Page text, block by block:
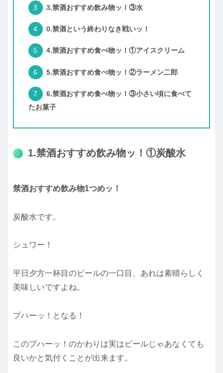
3.禁酒おすすめ飲み物ッ！③水
0.禁酒という終わりなき戦いッ！
4.禁酒おすすめ食べ物ッ！①アイスクリーム
5.禁酒おすすめ食べ物ッ！②ラーメン二郎
6.禁酒おすすめ食べ物ッ！③小さい頃に食べて
たお菓子
1.禁酒おすすめ飲み物ッ！①炭酸水
禁酒おすすめ飲み物1つめッ！
炭酸水です。
シュワー！
平日夕方一杯目のビールの一口目、あれは素晴らしく
美味しいですよね。
プハーッ！となる！
このプハーッ！のかわりは実はビールじゃあなくても
良いかと気付くことが出来ます。